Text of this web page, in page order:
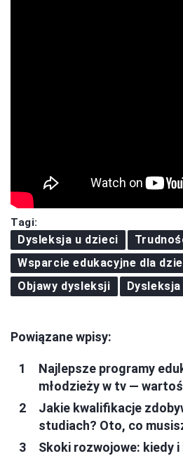
Tagi:
Dysleksja u dzieci
Wsparcie edukacyjne dla
Objawy dysleksji
Powiązane wpisy:
Najlepsze programy
młodzieży w tv —
Jakie kwalifikacje
studiach? Oto, co
Skoki rozwojowe: kiedy